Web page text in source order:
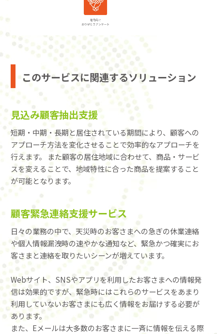
このサービスに関連するソリューション
見込み顧客抽出支援
短期・中期・長期と居住されている期間により、顧客への
アプローチ方法を変化させることで効率的なアプローチを
行えます。 また顧客の居住地域に合わせて、商品・サービ
スを変えることで、地域特性に合った商品を提案すること
が可能となります。
顧客緊急連絡支援サービス
日々の業務の中で、天災時のお客さまへの急ぎの休業連絡
や個人情報漏洩時の速やかな通知など、緊急かつ確実にお
客さまと連絡を取りたいシーンが増えています。
Webサイト、SNSやアプリを利用したお客さまへの情報発
信は効果的ですが、緊急時にはこれらのサービスをあまり
利用していないお客さまにも広く情報をお届けする必要が
あります。
また、Eメールは大多数のお客さまに一斉に情報を伝える際